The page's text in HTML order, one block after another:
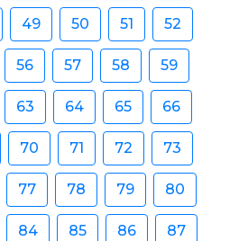
49 50 51 52
56 57 58 59
63 64 65 66
70 71 72 73
77 78 79 80
84 85 86 87